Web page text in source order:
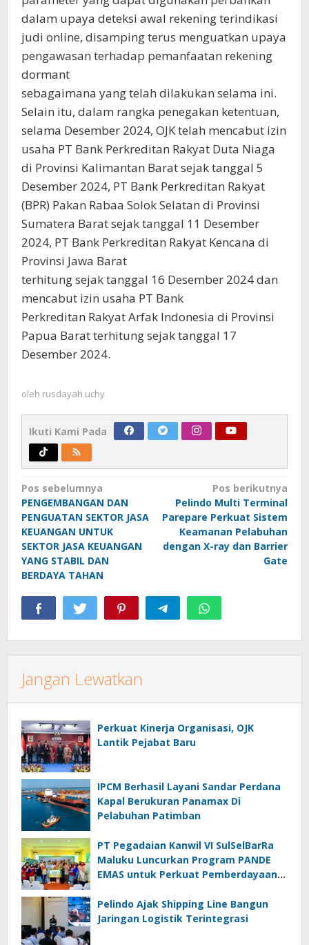
dalam upaya deteksi awal rekening terindikasi
judi online, disamping terus menguatkan upaya
pengawasan terhadap pemanfaatan rekening
dormant
sebagaimana yang telah dilakukan selama ini.
Selain itu, dalam rangka penegakan ketentuan,
selama Desember 2024, OJK telah mencabut izin
usaha PT Bank Perkreditan Rakyat Duta Niaga
di Provinsi Kalimantan Barat sejak tanggal 5
Desember 2024, PT Bank Perkreditan Rakyat
(BPR) Pakan Rabaa Solok Selatan di Provinsi
Sumatera Barat sejak tanggal 11 Desember
2024, PT Bank Perkreditan Rakyat Kencana di
Provinsi Jawa Barat
terhitung sejak tanggal 16 Desember 2024 dan
mencabut izin usaha PT Bank
Perkreditan Rakyat Arfak Indonesia di Provinsi
Papua Barat terhitung sejak tanggal 17
Desember 2024.
oleh rusdayah uchy
Ikuti Kami Pada
Navigasi
pos
Pos sebelumnya
PENGEMBANGAN DAN
PENGUATAN SEKTOR JASA
KEUANGAN UNTUK
SEKTOR JASA KEUANGAN
YANG STABIL DAN
BERDAYA TAHAN
Pos berikutnya
Pelindo Multi Terminal
Parepare Perkuat Sistem
Keamanan Pelabuhan
dengan X-ray dan Barrier
Gate
Jangan Lewatkan
Perkuat Kinerja Organisasi, OJK
Lantik Pejabat Baru
IPCM Berhasil Layani Sandar Perdana
Kapal Berukuran Panamax Di
Pelabuhan Patimban
PT Pegadaian Kanwil VI SulSelBarRa
Maluku Luncurkan Program PANDE
EMAS untuk Perkuat Pemberdayaan
Pelindo Ajak Shipping Line Bangun
Jaringan Logistik Terintegrasi